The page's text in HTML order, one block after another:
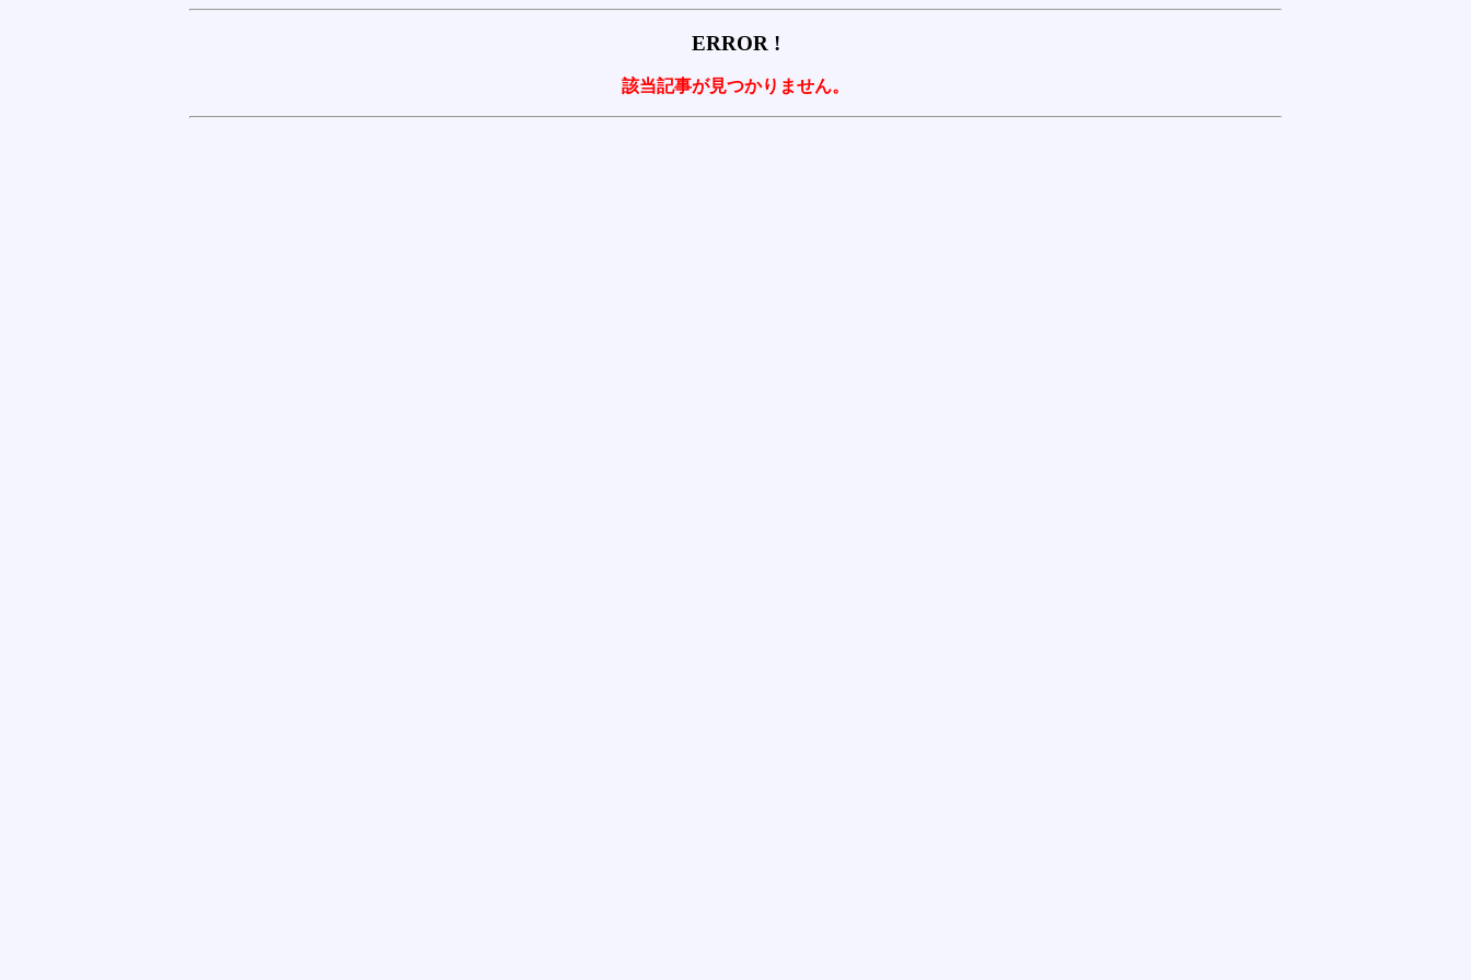
ERROR !
該当記事が見つかりません。